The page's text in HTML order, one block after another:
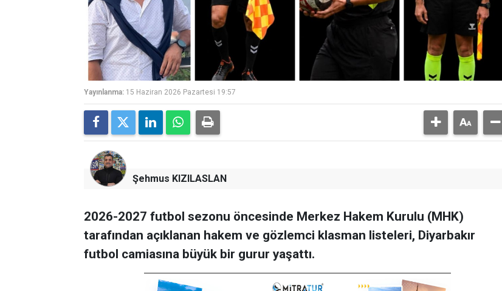
Yayınlanma: 15 Haziran 2026 Pazartesi 19:57
Şehmus KIZILASLAN
2026-2027 futbol sezonu öncesinde Merkez Hakem Kurulu (MHK)
tarafından açıklanan hakem ve gözlemci klasman listeleri, Diyarbakır
futbol camiasına büyük bir gurur yaşattı.